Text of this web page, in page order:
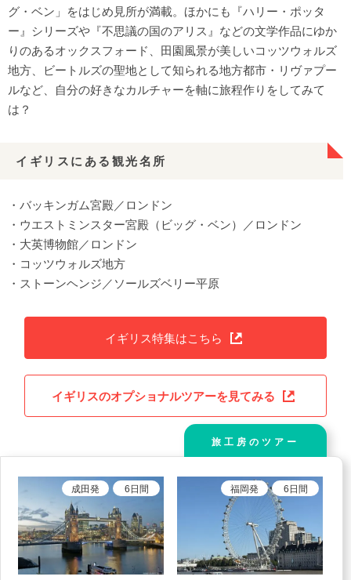
グ・ベン」をはじめ見所が満載。ほかにも『ハリー・ポッタ
ー』シリーズや『不思議の国のアリス』などの文学作品にゆか
りのあるオックスフォード、田園風景が美しいコッツウォルズ
地方、ビートルズの聖地として知られる地方都市・リヴァプー
ルなど、自分の好きなカルチャーを軸に旅程作りをしてみて
は？
イギリスにある観光名所
・バッキンガム宮殿／ロンドン
・ウエストミンスター宮殿（ビッグ・ベン）／ロンドン
・大英博物館／ロンドン
・コッツウォルズ地方
・ストーンヘンジ／ソールズベリー平原
イギリス特集はこちら
イギリスのオプショナルツアーを見てみる
旅工房のツアー
成田発 6 日間 福岡発 6 日間